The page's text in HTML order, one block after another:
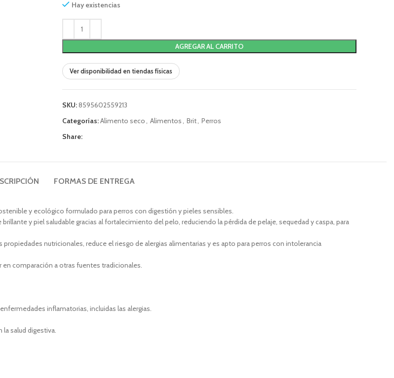
Hay existencias
AGREGAR AL CARRITO
Ver disponibilidad en tiendas físicas
SKU:8595602559213
Categorías:Alimento seco, Alimentos, Brit, Perros
Share:
FORMAS DE ENTREGA
y ecológico formulado para perros con digestión y pieles sensibles.
y piel saludable gracias al fortalecimiento del pelo, reduciendo la pérdida de pelaje, sequedad y caspa, para
nutricionales, reduce el riesgo de alergias alimentarias y es apto para perros con intolerancia
comparación a otras fuentes tradicionales.
inflamatorias, incluidas las alergias.
salud digestiva.